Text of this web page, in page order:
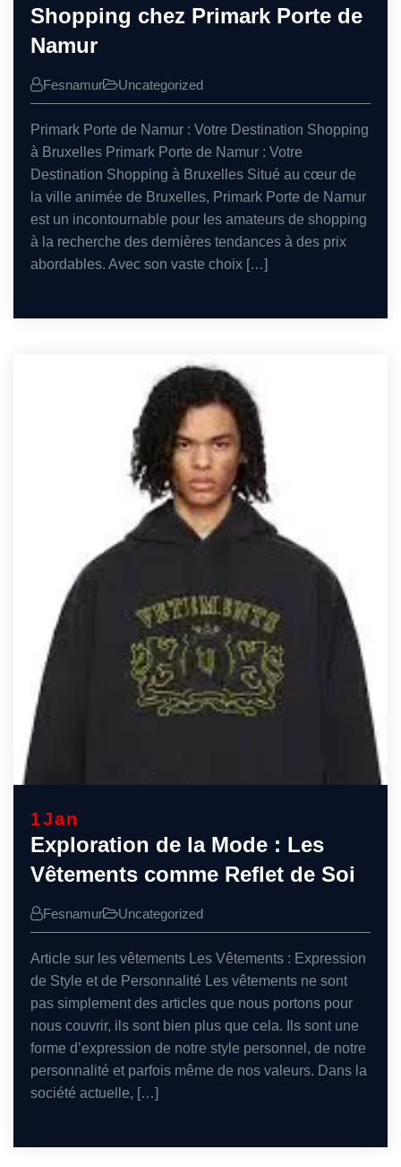
Shopping chez Primark Porte de
Namur
Fesnamur Uncategorized
Primark Porte de Namur : Votre Destination Shopping
à Bruxelles Primark Porte de Namur : Votre
Destination Shopping à Bruxelles Situé au cœur de
la ville animée de Bruxelles, Primark Porte de Namur
est un incontournable pour les amateurs de shopping
à la recherche des dernières tendances à des prix
abordables. Avec son vaste choix […]
1Jan
Exploration de la Mode : Les
Vêtements comme Reflet de Soi
Fesnamur Uncategorized
Article sur les vêtements Les Vêtements : Expression
de Style et de Personnalité Les vêtements ne sont
pas simplement des articles que nous portons pour
nous couvrir, ils sont bien plus que cela. Ils sont une
forme d’expression de notre style personnel, de notre
personnalité et parfois même de nos valeurs. Dans la
société actuelle, […]